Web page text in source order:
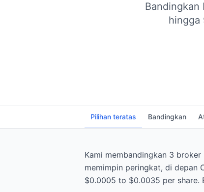
hingga
Pilihan teratas Bandingkan
Kami membandingkan 3
memimpin peringkat, di depan
$0.0005 to $0.0035 per share.